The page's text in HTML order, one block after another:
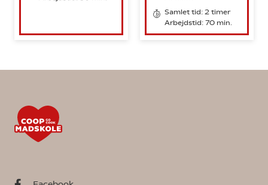
Samlet tid: 2 timer
Arbejdstid: 70 min.